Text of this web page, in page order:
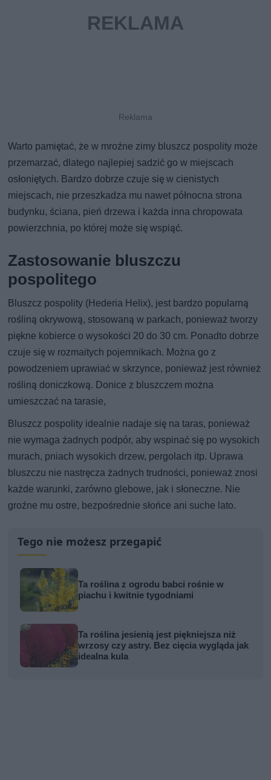
Warto pamiętać, że w mroźne zimy bluszcz pospolity może
przemarzać, dlatego najlepiej sadzić go w miejscach
osłoniętych. Bardzo dobrze czuje się w cienistych
miejscach, nie przeszkadza mu nawet północna strona
budynku, ściana, pień drzewa i każda inna chropowata
powierzchnia, po której może się wspiąć.
Zastosowanie bluszczu
pospolitego
Bluszcz pospolity (Hederia Helix), jest bardzo popularną
rośliną okrywową, stosowaną w parkach, ponieważ tworzy
piękne kobierce o wysokości 20 do 30 cm. Ponadto dobrze
czuje się w rozmaitych pojemnikach. Można go z
powodzeniem uprawiać w skrzynce, ponieważ jest również
rośliną doniczkową. Donice z bluszczem można
umieszczać na tarasie,
Bluszcz pospolity idealnie nadaje się na taras, ponieważ
nie wymaga żadnych podpór, aby wspinać się po wysokich
murach, pniach wysokich drzew, pergolach itp. Uprawa
bluszczu nie nastręcza żadnych trudności, ponieważ znosi
każde warunki, zarówno glebowe, jak i słoneczne. Nie
groźne mu ostre, bezpośrednie słońce ani suche lato.
Tego nie możesz przegapić
Ta roślina z ogrodu babci rośnie w
piachu i kwitnie tygodniami
Ta roślina jesienią jest piękniejsza niż
wrzosy czy astry. Bez cięcia wygląda jak
idealna kula